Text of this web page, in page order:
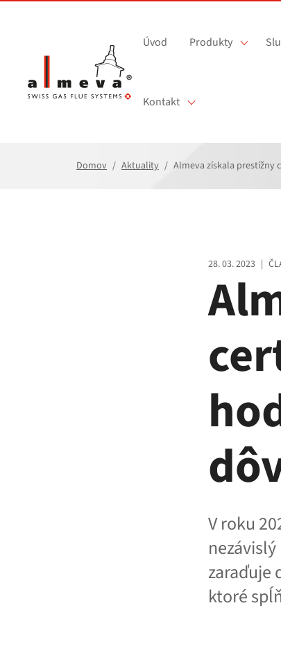
Úvod Produkty
Kontakt
Domov Aktuality Almeva získala prestížny
28. 03. 2023 |
V roku
zaraďuje
ktoré